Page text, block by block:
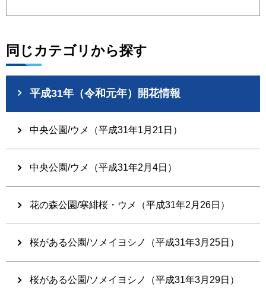
同じカテゴリから探す
平成31年（令和元年）開花情報
中央公園/ウメ（平成31年1月21日）
中央公園/ウメ（平成31年2月4日）
花の森公園/寒緋桜・ウメ（平成31年2月26日）
桜がある公園/ソメイヨシノ（平成31年3月25日）
桜がある公園/ソメイヨシノ（平成31年3月29日）